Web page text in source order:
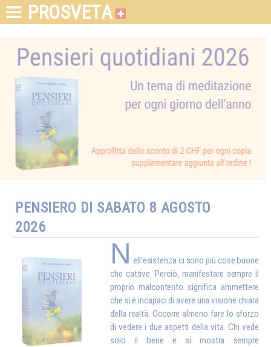
PROSVETA
PENSIERO DI SABATO 8 AGOSTO
2026
N ell'esistenza ci sono più cose buone
che cattive. Perciò, manifestare sempre il
proprio malcontento significa ammettere
che si è incapaci di avere una visione chiara
della realtà. Occorre almeno fare lo sforzo
di vedere i due aspetti della vita. Chi vede
solo il bene e si mostra sempre